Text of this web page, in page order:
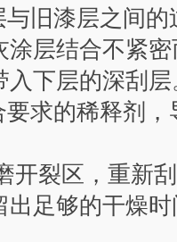
旧漆层之间
层结合不紧
入下层的深刮
求的稀释剂
开裂区，重新
出足够的干燥时